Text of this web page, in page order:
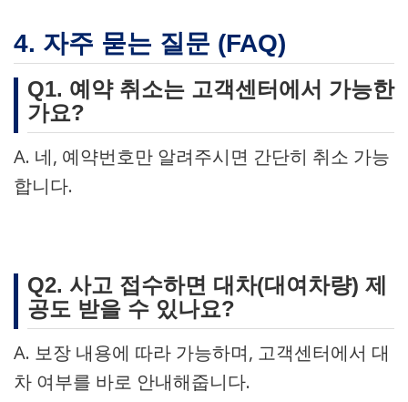
4. 자주 묻는 질문 (FAQ)
Q1. 예약 취소는 고객센터에서 가능한
가요?
A. 네, 예약번호만 알려주시면 간단히 취소 가능
합니다.
Q2. 사고 접수하면 대차(대여차량) 제
공도 받을 수 있나요?
A. 보장 내용에 따라 가능하며, 고객센터에서 대
차 여부를 바로 안내해줍니다.